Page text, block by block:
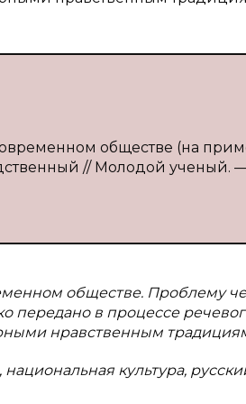
обществе (на
// Молодой ученый. —
обществе. Проблему
передано в процессе
нравственным
культура,